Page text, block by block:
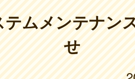
ムメンテナン
せ